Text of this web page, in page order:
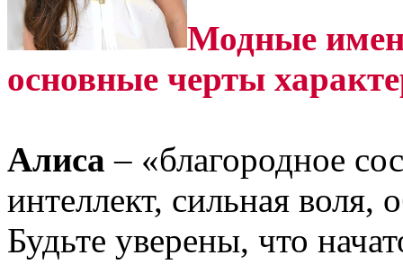
Модные
основные черты
Алиса– «благородное
интеллект, сильная воля,
Будьте уверены, что